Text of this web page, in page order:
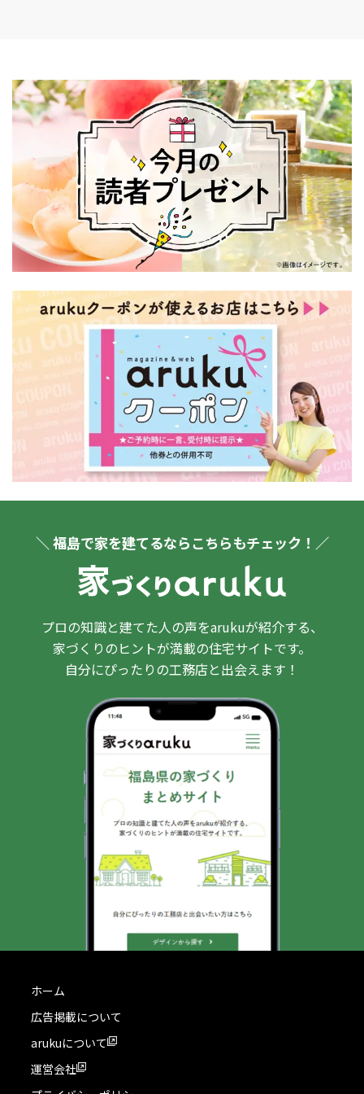
＼ 福島で家を建てるならこちらもチェック！／
プロの知識と建てた人の声をarukuが紹介する、
家づくりのヒントが満載の住宅サイトです。
自分にぴったりの工務店と出会えます！
ホーム
広告掲載について
arukuについて
運営会社